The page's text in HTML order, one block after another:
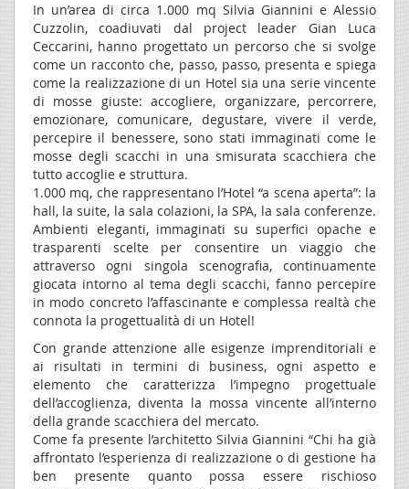
In un’area di circa 1.000 mq Silvia Giannini e Alessio
Cuzzolin, coadiuvati dal project leader Gian Luca
Ceccarini, hanno progettato un percorso che si svolge
come un racconto che, passo, passo, presenta e spiega
come la realizzazione di un Hotel sia una serie vincente
di mosse giuste: accogliere, organizzare, percorrere,
emozionare, comunicare, degustare, vivere il verde,
percepire il benessere, sono stati immaginati come le
mosse degli scacchi in una smisurata scacchiera che
tutto accoglie e struttura.
1.000 mq, che rappresentano l’Hotel “a scena aperta”: la
hall, la suite, la sala colazioni, la SPA, la sala conferenze.
Ambienti eleganti, immaginati su superfici opache e
trasparenti scelte per consentire un viaggio che
attraverso ogni singola scenografia, continuamente
giocata intorno al tema degli scacchi, fanno percepire
in modo concreto l’affascinante e complessa realtà che
connota la progettualità di un Hotel!
Con grande attenzione alle esigenze imprenditoriali e
ai risultati in termini di business, ogni aspetto e
elemento che caratterizza l’impegno progettuale
dell’accoglienza, diventa la mossa vincente all’interno
della grande scacchiera del mercato.
Come fa presente l’architetto Silvia Giannini “Chi ha già
affrontato l’esperienza di realizzazione o di gestione ha
ben presente quanto possa essere rischioso